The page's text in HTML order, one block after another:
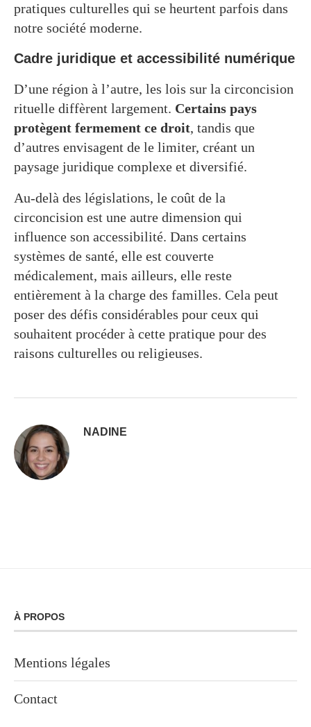
pratiques culturelles qui se heurtent parfois dans
notre société moderne.
Cadre juridique et accessibilité numérique
D’une région à l’autre, les lois sur la circoncision
rituelle diffèrent largement. Certains pays
protègent fermement ce droit, tandis que
d’autres envisagent de le limiter, créant un
paysage juridique complexe et diversifié.
Au-delà des législations, le coût de la
circoncision est une autre dimension qui
influence son accessibilité. Dans certains
systèmes de santé, elle est couverte
médicalement, mais ailleurs, elle reste
entièrement à la charge des familles. Cela peut
poser des défis considérables pour ceux qui
souhaitent procéder à cette pratique pour des
raisons culturelles ou religieuses.
NADINE
À PROPOS
Mentions légales
Contact